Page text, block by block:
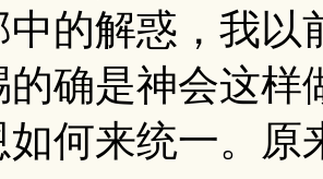
中的解惑，我以
的确是神会这
如何来统一。原